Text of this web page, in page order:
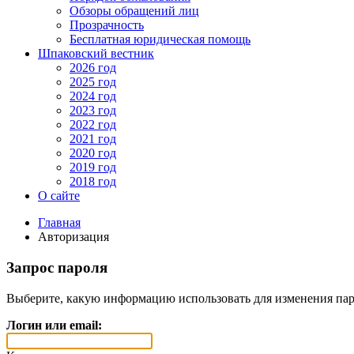
Обзоры обращений лиц
Прозрачность
Бесплатная юридическая помощь
Шпаковский вестник
2026 год
2025 год
2024 год
2023 год
2022 год
2021 год
2020 год
2019 год
2018 год
О сайте
Главная
Авторизация
Запрос пароля
Выберите, какую информацию использовать для изменения
Логин или email: